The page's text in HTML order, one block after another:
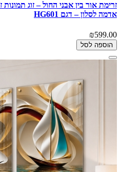
זרימת אור בין אבני החול – זוג
אדמה לסלון – דגם HG601
₪599.00
הוספה לסל